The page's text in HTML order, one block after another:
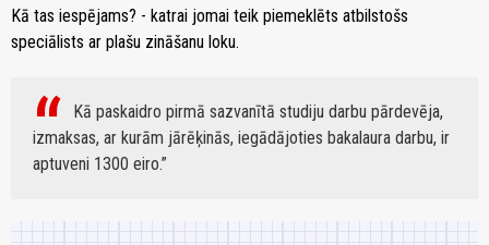
Kā tas iespējams? - katrai jomai teik piemeklēts atbilstošs
speciālists ar plašu zināšanu loku.
Kā paskaidro pirmā sazvanītā studiju darbu pārdevēja,
izmaksas, ar kurām jārēķinās, iegādājoties bakalaura darbu, ir
aptuveni 1300 eiro.